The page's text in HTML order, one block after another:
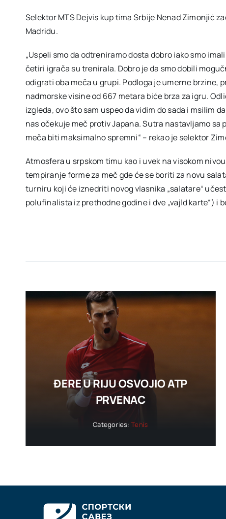
Selektor MTS Dejvis kup tima Srbije Nenad Zimonjić
Madridu.
„Uspeli smo da odtreniramo dosta dobro iako smo
četiri igrača su trenirala. Dobro je da smo dobili
odigrati oba meča u grupi. Podloga je umerne brzine,
nadmorske visine od 667 metara biće brza za igru.
izgleda, ovo što sam uspeo da vidim do sada i msilim
nas očekuje meč protiv Japana. Sutra nastavljamo sa
meča biti maksimalno spremni“ – rekao je selektor
Atmosfera u srpskom timu kao i uvek na visokom
tempiranje forme za meč gde će se boriti za novu
turniru koji će iznedriti novog vlasnika „salatare“
polufinalista iz prethodne godine i dve „vajld karte“) i
ĐERE U RIJU OSVOJIO ATP
PRVENAC
Categories:Tenis